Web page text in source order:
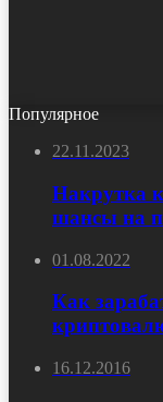
Популярное
22.11.2023
Накрутка
шансы на
01.08.2022
Как
16.12.2016